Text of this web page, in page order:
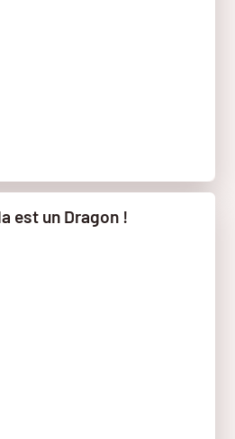
est un Dragon !